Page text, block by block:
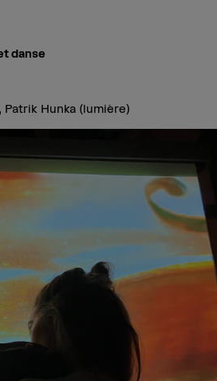
danse
Patrik Hunka (lumière)